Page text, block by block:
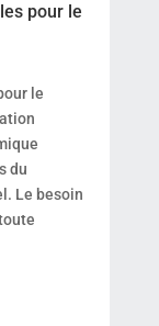
pour le
le
du
Le besoin